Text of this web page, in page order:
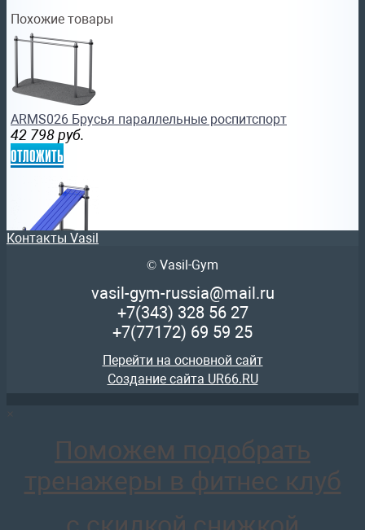
Похожие товары
ARMS026 Брусья параллельные роспитспорт
42 798 руб.
отложить
ARMS020.1 Скамья для пресса sportsman
отложить
Контакты Vasil
© Vasil-Gym
vasil-gym-russia@mail.ru
+7(343) 328 56 27
+7(77172) 69 59 25
Перейти на основной сайт
Создание сайта UR66.RU
×
Поможем подобрать
тренажеры в фитнес клуб